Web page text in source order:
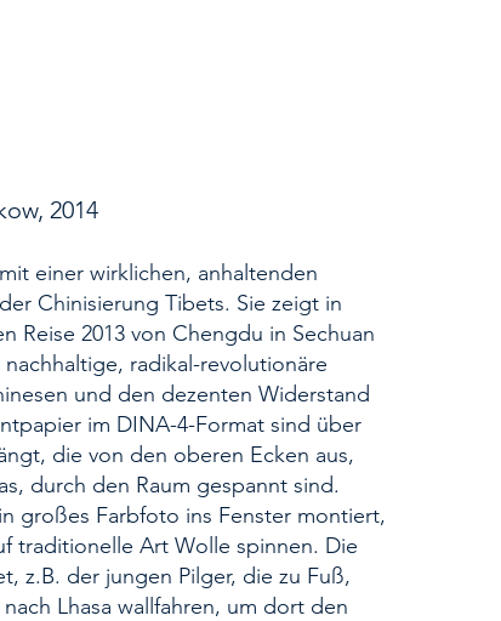
2014
einer wirklichen, anhaltenden
Chinisierung Tibets. Sie zeigt in
Reise 2013 von Chengdu in Se­chuan
radikal-revolu­tionäre
und den dezen­ten Widerstand
im DIN­A-4-Format sind über
die von den oberen Ecken aus,
durch den Raum gespannt sind.
großes Farb­foto ins Fenster montiert,
tradi­tionelle Art Wolle spinnen. Die
z.B. der jungen Pilger, die zu Fuß,
Lhasa wallfahren, um dort den